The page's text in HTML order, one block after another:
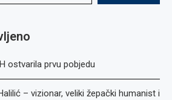
ostvarila prvu pobjedu
– vizionar, veliki žepački humanist i